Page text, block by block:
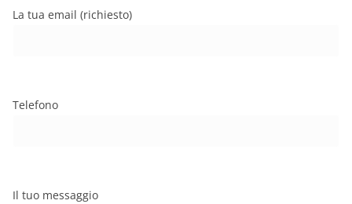
La tua email (richiesto)
Telefono
Il tuo messaggio